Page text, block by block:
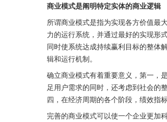
商业模式是阐明特定实体的商业逻辑
所谓商业模式是指为实现各方价值最
力的运行系统，并通过最好的实现形
同时使系统达成持续赢利目标的整体
辑和运行机制。
确立商业模式有着重要意义，第一，
足用户需求的同时，还考虑到社会的
四，在经济周期的各个阶段，绩效指
完善的商业模式可以使一个企业更加